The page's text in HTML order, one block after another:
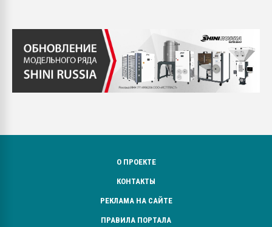
О ПРОЕКТЕ
КОНТАКТЫ
РЕКЛАМА НА САЙТЕ
ПРАВИЛА ПОРТАЛА